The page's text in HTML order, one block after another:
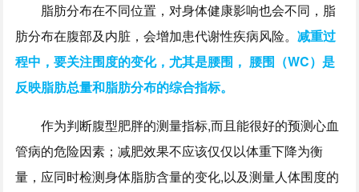
脂肪分布在不同位置，对身体健康影响也会不同，脂
肪分布在腹部及内脏，会增加患代谢性疾病风险。减重过
程中，要关注围度的变化，尤其是腰围， 腰围（WC）是
反映脂肪总量和脂肪分布的综合指标。
作为判断腹型肥胖的测量指标,而且能很好的预测心血
管病的危险因素；减肥效果不应该仅仅以体重下降为衡
量，应同时检测身体脂肪含量的变化,以及测量人体围度的